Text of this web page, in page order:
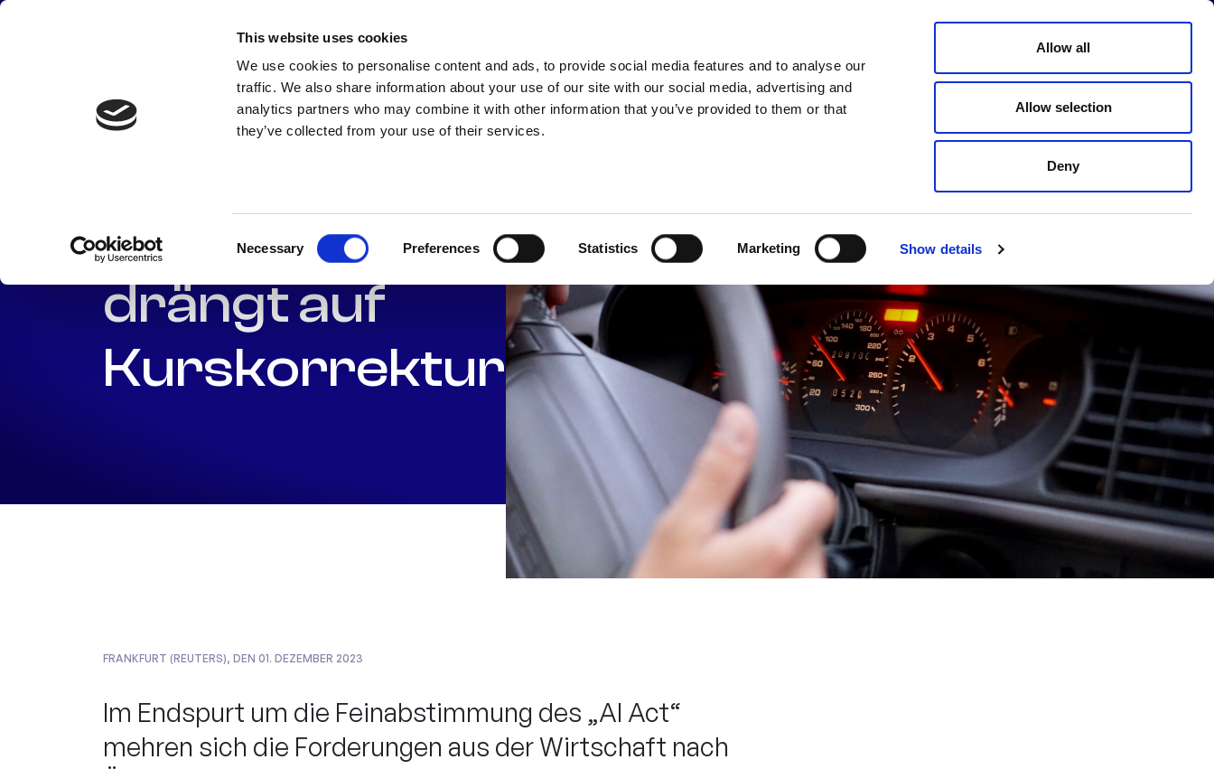
This website uses cookies
We use cookies to personalise content and ads, to provide social media features and to analyse our
traffic. We also share information about your use of our site with our social media, advertising and
analytics partners who may combine it with other information that you’ve provided to them or that
they’ve collected from your use of their services.
Necessary Preferences Statistics Marketing Show details
Allow all
Allow selection
Deny
Zum
Sprache
KI-Branche
drängt auf
Kurskorrektur
FRANKFURT (REUTERS), DEN 01. DEZEMBER 2023
Im Endspurt um die Feinabstimmung des „AI Act“
mehren sich die Forderungen aus der Wirtschaft nach